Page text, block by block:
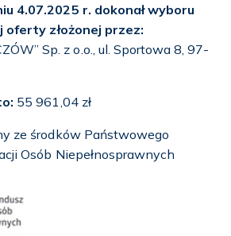
4.07.2025 r. dokonał wyboru
złożonej przez:
Sp. z o.o., ul. Sportowa 8, 97-
55 961,04 zł
ze środków Państwowego
Osób Niepełnosprawnych